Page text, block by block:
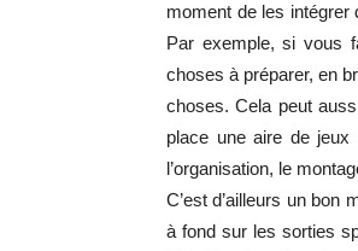
moment de les intégrer
Par exemple, si vous
choses à préparer, en
choses. Cela peut
place une aire de jeux
l’organisation, le
C’est d’ailleurs un
à fond sur les sorties